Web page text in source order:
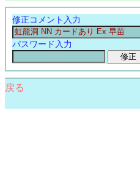
修正コメント入力
パスワード入力
戻る